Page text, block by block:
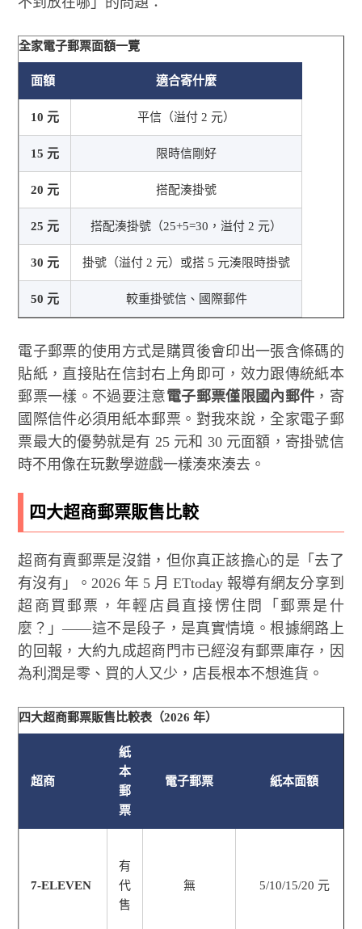
全家電子郵票面額一覽
面額 適合寄什麼
10 元 平信（溢付 2 元）
15 元 限時信剛好
20 元 搭配湊掛號
25 元 搭配湊掛號（25+5=30，溢付 2 元）
30 元 掛號（溢付 2 元）或搭 5 元湊限時掛號
50 元 較重掛號信、國際郵件
電子郵票的使用方式是購買後會印出一張含條碼的
貼紙，直接貼在信封右上角即可，效力跟傳統紙本
郵票一樣。不過要注意電子郵票僅限國內郵件 ，寄
國際信件必須用紙本郵票。對我來說，全家電子郵
票最大的優勢就是有 25 元和 30 元面額，寄掛號信
時不用像在玩數學遊戲一樣湊來湊去。
四大超商郵票販售比較
超商有賣郵票是沒錯，但你真正該擔心的是「去了
有沒有」。2026 年 5 月 ETtoday 報導有網友分享到
超商買郵票，年輕店員直接愣住問「郵票是什
麼？」——這不是段子，是真實情境。根據網路上
的回報，大約九成超商門市已經沒有郵票庫存，因
為利潤是零、買的人又少，店長根本不想進貨。
四大超商郵票販售比較表（2026 年）
超商
紙
本
郵
票
電子郵票 紙本面額
7-ELEVEN
有
代
售
無 5/10/15/20 元